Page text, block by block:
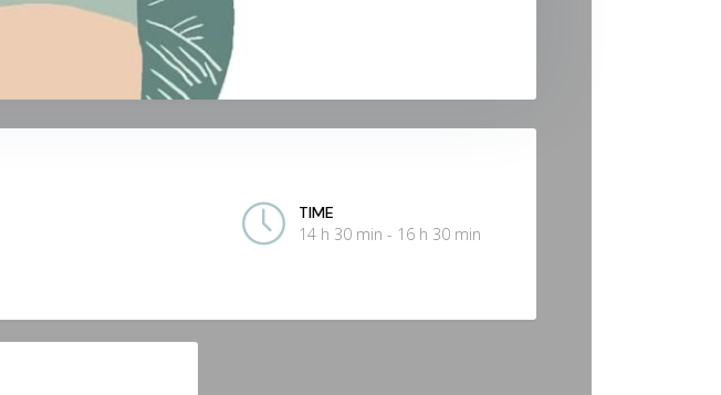
TIME
14 h 30 min - 16 h 30 min